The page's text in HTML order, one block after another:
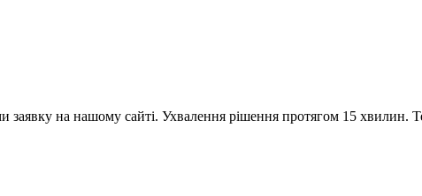
заявку на нашому сайті. Ухвалення рішення протягом 15 хвилин.